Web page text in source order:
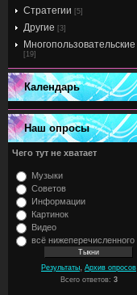
Стратегии [5]
Другие [3]
Многопользовательские
[19]
Календарь
Наш опросы
Чего тут не хватает
Музыки
Советов
Информации
Картинок
Видео
всё нижеперечисленного
Результаты Архив опросов
Всего ответов: 3